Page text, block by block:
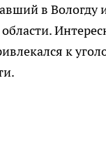
в Вологду
к